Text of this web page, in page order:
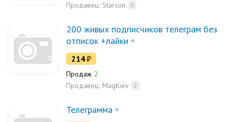
Продавец: Starson 0
200 живых подписчиков телеграм без
отписок +лайки
214₽
Продаж 2
Продавец: MagKiev 2
Телеграмма